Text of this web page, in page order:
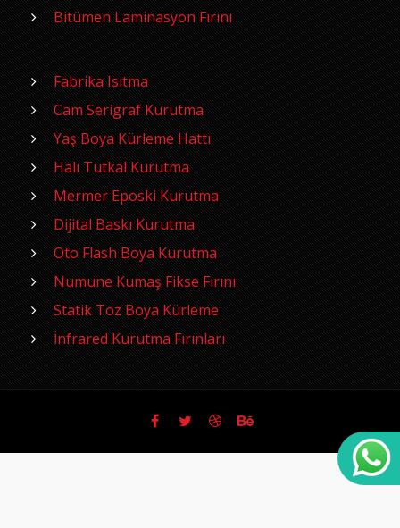
Bitümen Laminasyon Fırını
Fabrika Isıtma
Cam Serigraf Kurutma
Yaş Boya Kürleme Hattı
Halı Tutkal Kurutma
Mermer Eposki Kurutma
Dijital Baskı Kurutma
Oto Flash Boya Kurutma
Numune Kumaş Fikse Fırını
Statik Toz Boya Kürleme
İnfrared Kurutma Fırınları